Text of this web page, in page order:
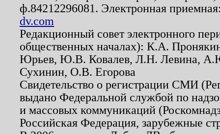
ф.84212296081. Электронная
dv.com
Редакционный совет электронного
общественных началах): К.А.
Юрьев, Ю.В. Ковалев, Л.Н. Левина,
Сухинин, О.В. Егорова
Свидетельство о регистрации СМИ
выдано Федеральной службой по
и массовых коммуникаций
Российская Федерация, зарубежные